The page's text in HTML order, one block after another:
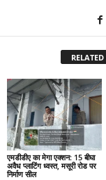
एमडीडीए का मेगा एक्शन: 15 बीघा
अवैध प्लाटिंग ध्वस्त, मसूरी रोड पर
निर्माण सील